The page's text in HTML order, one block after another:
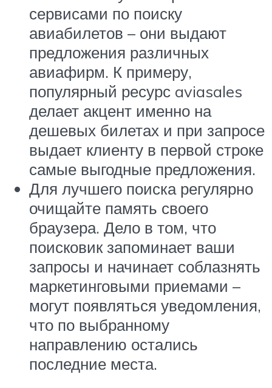
сервисами по поиску
авиабилетов – они выдают
предложения различных
авиафирм. К примеру,
популярный ресурс aviasales
делает акцент именно на
дешевых билетах и при запросе
выдает клиенту в первой строке
самые выгодные предложения.
Для лучшего поиска регулярно
очищайте память своего
браузера. Дело в том, что
поисковик запоминает ваши
запросы и начинает соблазнять
маркетинговыми приемами –
могут появляться уведомления,
что по выбранному
направлению остались
последние места.